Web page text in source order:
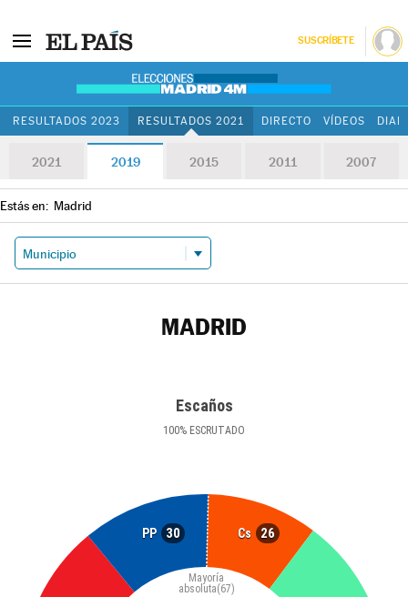
SUSCRÍBETE
RESULTADOS 2023 RESULTADOS 2021 DIRECTO VÍDEOS
2021 2019 2015 2011 2007
Estás en: Madrid
MADRID
Escaños
100% ESCRUTADO
PP 30 Cs 26
Mayoría
absoluta(67)